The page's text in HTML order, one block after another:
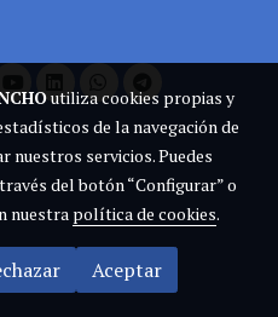
utiliza cookies propias y
de la navegación de
nuestros servicios. Puedes
del botón “Configurar” o
nuestra política de cookies.
Aceptar